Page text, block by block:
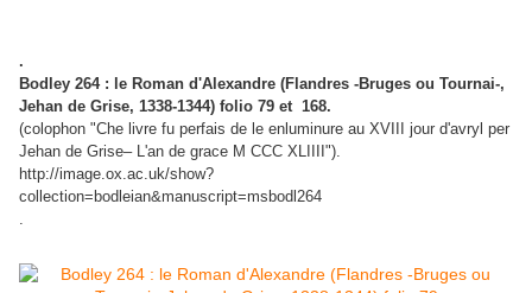
.
Bodley 264 : le Roman d'Alexandre (Flandres -Bruges ou Tournai-,
Jehan de Grise, 1338-1344) folio 79 et 168.
(colophon "Che livre fu perfais de le enluminure au XVIII jour d'avryl per
Jehan de Grise– L'an de grace M CCC XLIIII").
http://image.ox.ac.uk/show?
collection=bodleian&manuscript=msbodl264
.